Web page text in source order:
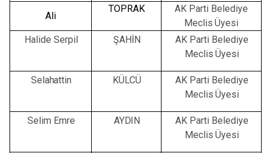
Ali
TOPRAK AK Parti Belediye
Meclis Üyesi
Halide Serpil
ŞAHİN AK Parti Belediye
Meclis Üyesi
Selahattin KÜLCÜ AK Parti Belediye
Meclis Üyesi
Selim Emre AYDIN AK Parti Belediye
Meclis Üyesi